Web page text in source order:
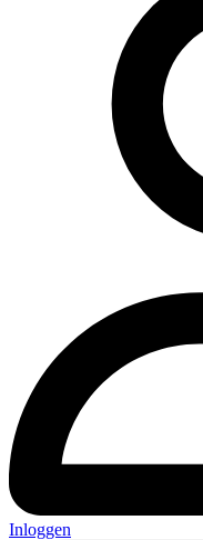
Inloggen